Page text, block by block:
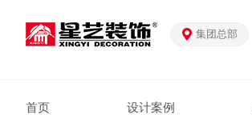
集团总部
首页 设计案例